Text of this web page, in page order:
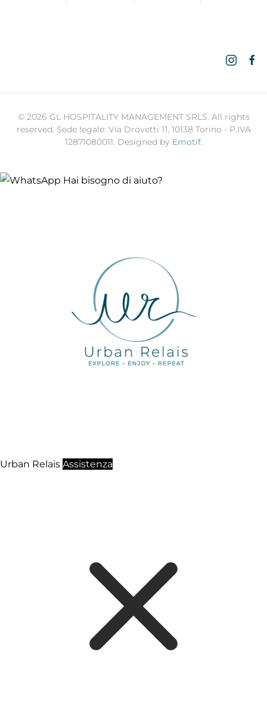
© 2026 GL HOSPITALITY MANAGEMENT SRLS. All rights
reserved. Sede legale: Via Drovetti 11, 10138 Torino - P.IVA
12871080011. Designed by Emotif.
Hai bisogno di aiuto?
Urban Relais Assistenza